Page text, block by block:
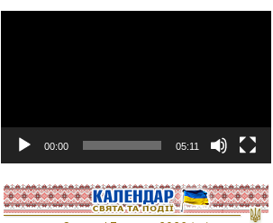
00:00 05:11